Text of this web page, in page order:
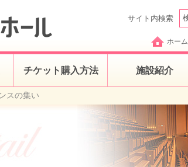
サイト内検索
ホーム
チケット購入方法 施設紹介
スの集い